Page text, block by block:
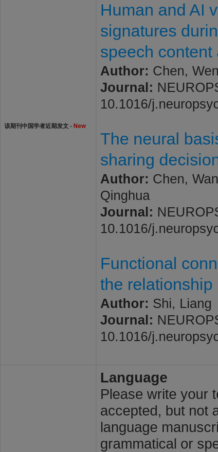
该期刊中国学者近期发文 - New
Human and AI
signatures
speech content
Author: Chen,
Journal:
10.1016/
The neural
sharing
Author: Chen,
Qinghua
Journal:
10.1016/
Functional
the
Author: Shi, Liang
Journal:
10.1016/
Language
Please write your
accepted, but not
language
grammatical or